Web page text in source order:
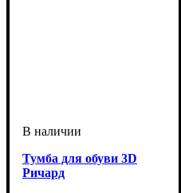
Тумба для обуви 3D
Ричард